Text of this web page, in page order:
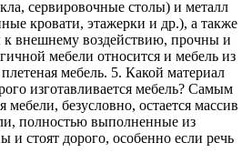
сервировочные столы) и металл
кровати, этажерки и др.), а также
внешнему воздействию, прочны и
мебели относится и мебель из
мебель. 5. Какой материал
изготавливается мебель? Самым
безусловно, остается массив
полностью выполненные из
и стоят дорого, особенно если речь